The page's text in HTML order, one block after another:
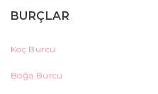
BURÇLAR
Koç Burcu
Boğa Burcu